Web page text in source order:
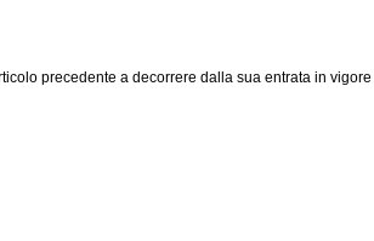
precedente a decorrere dalla sua entrata in